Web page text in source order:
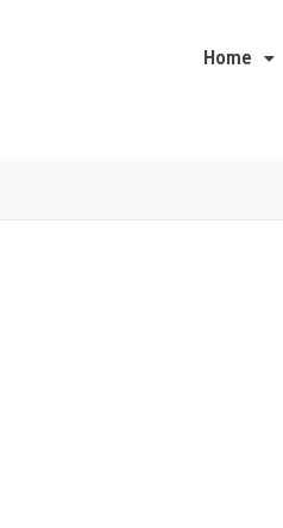
Home